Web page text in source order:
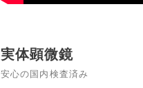
実体顕微鏡
安心の国内検査済み